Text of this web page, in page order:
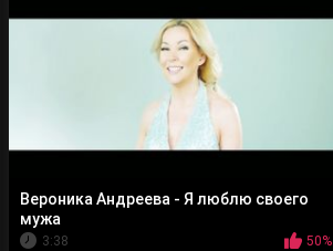
Вероника Андреева - Я люблю своего
мужа
3:38
50%